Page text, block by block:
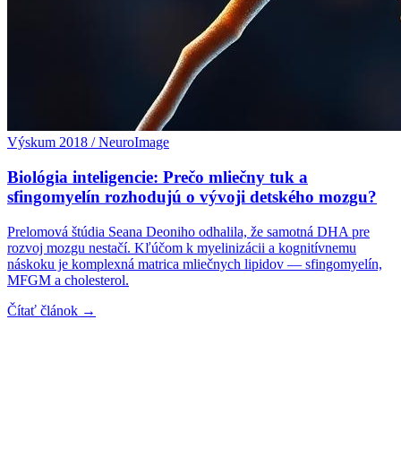
Výskum 2018 / NeuroImage
Biológia inteligencie: Prečo mliečny tuk a
sfingomyelín rozhodujú o vývoji detského mozgu?
Prelomová štúdia Seana Deoniho odhalila, že samotná DHA pre
rozvoj mozgu nestačí. Kľúčom k myelinizácii a kognitívnemu
náskoku je komplexná matrica mliečnych lipidov — sfingomyelín,
MFGM a cholesterol.
Čítať článok →